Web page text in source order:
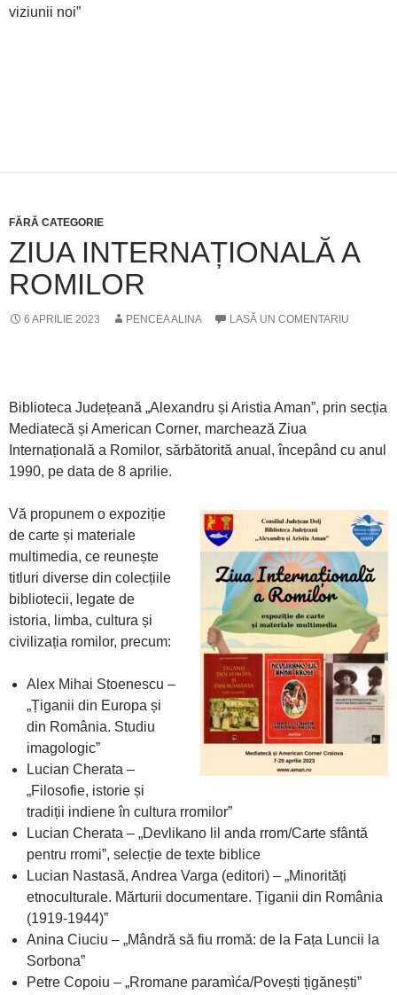
viziunii noi”
FĂRĂ CATEGORIE
ZIUA INTERNAȚIONALĂ A
ROMILOR
6 APRILIE 2023 PENCEA ALINA LASĂ UN COMENTARIU
Biblioteca Județeană „Alexandru și Aristia Aman”, prin secția
Mediatecă și American Corner, marchează Ziua
Internațională a Romilor, sărbătorită anual, începând cu anul
1990, pe data de 8 aprilie.
Vă propunem o expoziție
de carte și materiale
multimedia, ce reunește
titluri diverse din colecțiile
bibliotecii, legate de
istoria, limba, cultura și
civilizația romilor, precum:
Alex Mihai Stoenescu –
„Țiganii din Europa și
din România. Studiu
imagologic”
Lucian Cherata –
„Filosofie, istorie și
tradiții indiene în cultura rromilor”
Lucian Cherata – „Devlikano lil anda rrom/Carte sfântă
pentru rromi”, selecție de texte biblice
Lucian Nastasă, Andrea Varga (editori) – „Minorități
etnoculturale. Mărturii documentare. Țiganii din România
(1919-1944)”
Anina Ciuciu – „Mândră să fiu rromă: de la Fața Luncii la
Sorbona”
Petre Copoiu – „Rromane paramìća/Povești țigănești”